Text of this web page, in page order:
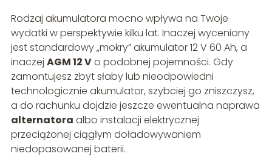
Rodzaj akumulatora mocno wpływa na Twoje
wydatki w perspektywie kilku lat. Inaczej wyceniony
jest standardowy „mokry” akumulator 12 V 60 Ah, a
inaczej AGM 12 Vo podobnej pojemności. Gdy
zamontujesz zbyt słaby lub nieodpowiedni
technologicznie akumulator, szybciej go zniszczysz,
a do rachunku dojdzie jeszcze ewentualna naprawa
alternatora albo instalacji elektrycznej
przeciążonej ciągłym doładowywaniem
niedopasowanej baterii.